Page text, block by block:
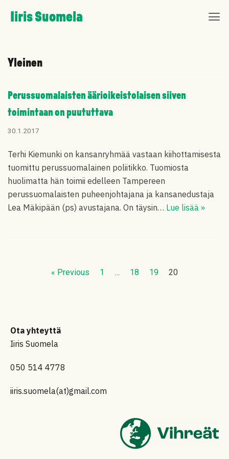
Skip
to
Iiris Suomela
Yleinen
Perussuomalaisten äärioikeistolaisen siiven
toimintaan on puututtava
30.1.2017
Terhi Kiemunki on kansanryhmää vastaan kiihottamisesta
tuomittu perussuomalainen poliitikko. Tuomiosta
huolimatta hän toimii edelleen Tampereen
perussuomalaisten puheenjohtajana ja kansanedustaja
Lea Mäkipään (ps) avustajana. On täysin… Lue lisää »
« Previous 1 … 18 19 20
Ota yhteyttä
Iiris Suomela
050 514 4778
iiris.suomela(at)gmail.com